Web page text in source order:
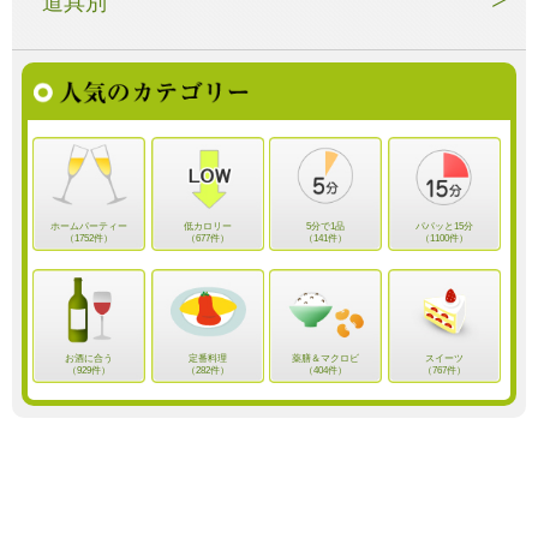
ホームパーティー
（1752件）
低カロリー
（677件）
5分で1品
（141件）
パパッと15分
（1100件）
お酒に合う
（929件）
定番料理
（282件）
薬膳＆マクロビ
（404件）
スイーツ
（767件）